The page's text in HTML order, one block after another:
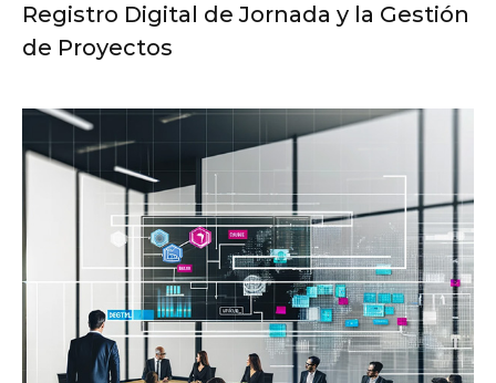
Registro Digital de Jornada y la Gestión
de Proyectos